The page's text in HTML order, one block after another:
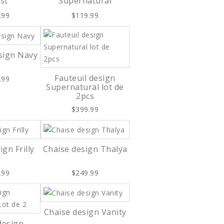
$119.99
Navy
Fauteuil design
Supernatural lot de
2pcs
$399.99
Frilly Chaise design Thalya
$249.99
Chaise design Vanity